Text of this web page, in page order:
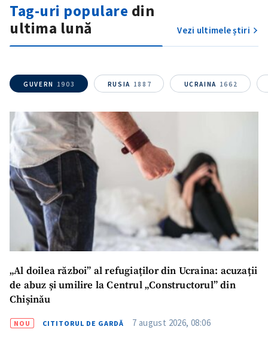
Tag-uri populare din
ultima lună
Vezi ultimele știri
GUVERN 1903 RUSIA 1887 UCRAINA 1662
„Al doilea război” al refugiaților din Ucraina: acuzații
de abuz și umilire la Centrul „Constructorul” din
Chișinău
NOU CITITORUL DE GARDĂ 7 august 2026, 08:06
Link media
+ Link media
Mesajul știrei
+ Mesajul știrei
CONTACT SURSĂ
Sursă anonimă
Nume + Numele meu
Email+ Emailul meu
Telefon
+ Telefon personal
acord cupolitica de
confidențialitate.